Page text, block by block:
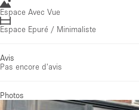
Espace Avec Vue
Espace Epuré / Minimaliste
Avis
Pas encore d'avis
Photos